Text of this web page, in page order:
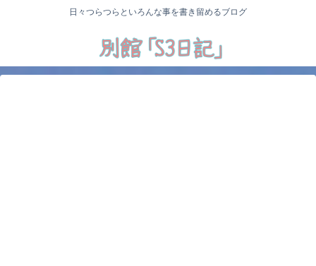
日々つらつらといろんな事を書き留めるブログ